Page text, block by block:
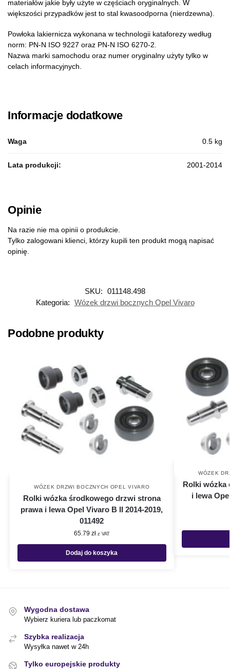
materiałów jakie były użyte w częściach oryginalnych. W
większości przypadków jest to stal kwasoodporna (nierdzewna).
Powłoka lakiernicza wykonana w technologii kataforezy według
norm: PN-N ISO 9227 oraz PN-N ISO 6270-2.
Nazwa marki samochodu oraz numer oryginalny użyty tylko w
celach informacyjnych.
Informacje dodatkowe
Waga 0.5 kg
Lata produkcji: 2001-2014
Opinie
Na razie nie ma opinii o produkcie.
Tylko zalogowani klienci, którzy kupili ten produkt mogą napisać
opinię.
SKU: 011148.498
Kategoria: Wózek drzwi bocznych Opel Vivaro
Podobne produkty
WÓZEK DRZWI BOCZNYCH OPEL VIVARO
Rolki wózka środkowego drzwi strona
prawa i lewa Opel Vivaro B II 2014-2019,
011492
65.79 zł z VAT
Dodaj do koszyka
WÓZEK
Rolki wózka
i lewa
Wygodna dostawa
Wybierz kuriera lub paczkomat
Szybka realizacja
Wysyłka nawet w 24h
Tylko europejskie produkty